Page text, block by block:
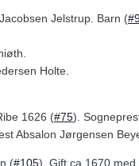
Jelstrup. Barn (
Holte.
1626 (#75).
Absalon Jørgensen
(#105). Gift ca 1670